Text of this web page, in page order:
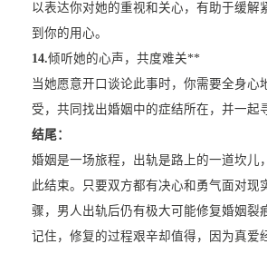
以表达你对她的重视和关心，有助于缓解
到你的用心。
14.倾听她的心声，共度难关**
当她愿意开口谈论此事时，你需要全身心
受，共同找出婚姻中的症结所在，并一起
结尾：
婚姻是一场旅程，出轨是路上的一道坎儿
此结束。只要双方都有决心和勇气面对现
骤，男人出轨后仍有极大可能修复婚姻裂
记住，修复的过程艰辛却值得，因为真爱